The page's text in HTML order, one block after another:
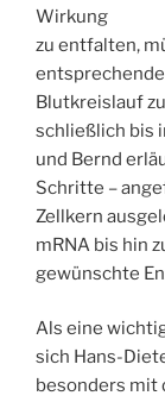
Wirkung
zu entfalten,
Blutkreislauf
schließlich bis
und Bernd
Schritte –
Zellkern
mRNA bis hin
gewünschte
Als eine
sich Hans-
besonders mit